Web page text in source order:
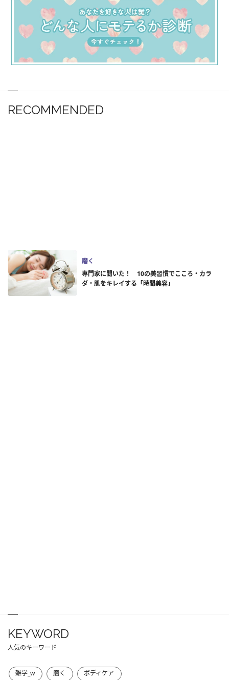
RECOMMENDED
磨く
専門家に聞いた！ 10の美習慣でこころ・カラ
ダ・肌をキレイする「時間美容」
KEYWORD
人気のキーワード
雑学_w 磨く ボディケア